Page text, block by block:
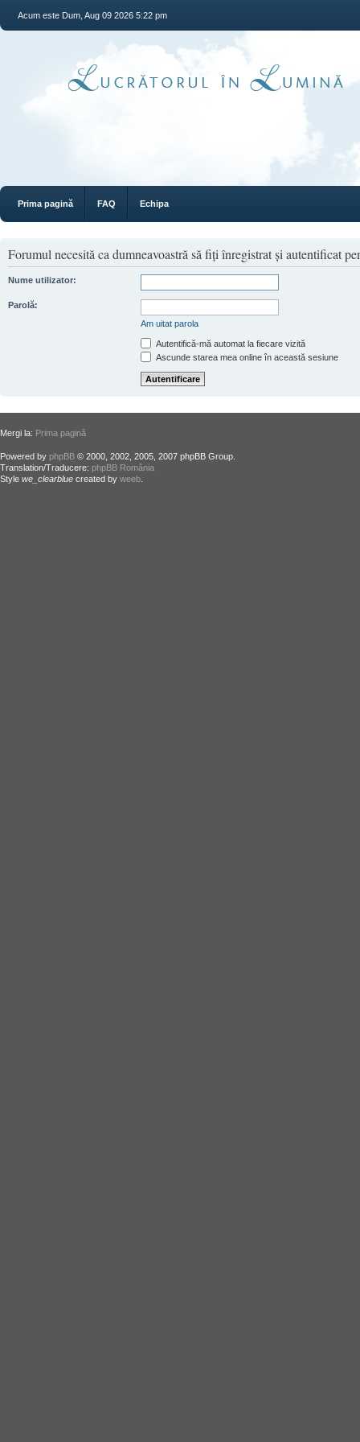
Acum este Dum, Aug 09 2026 5:22 pm
Prima pagină FAQ Echipa
Forumul necesită ca dumneavoastră să fiţi înregistrat şi autentificat
Nume utilizator:
Parolă:
Am uitat parola
Autentifică-mă automat la fiecare vizită
Ascunde starea mea online în această sesiune
Mergi la: Prima pagină
Powered by phpBB © 2000, 2002, 2005, 2007 phpBB Group.
Translation/Traducere: phpBB România
Style we_clearblue created by weeb